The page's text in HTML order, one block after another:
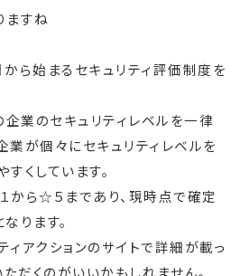
ますね
ら始まるセキュリティ評価制度を
業のセキュリティレベルを一律
業が個々にセキュリティレベルを
くしています。
から☆５まであり、現時点で確定
ります。
ィアクションのサイトで詳細が載っ
だくのがいいかもしれません。